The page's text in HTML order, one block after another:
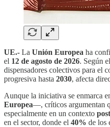
UE.- La Unión Europea ha
el 12 de agosto de 2026. Según
dispensadores colectivos para el
progresiva hasta 2030, afecta
Aunque la iniciativa se enmarca
Europea—, críticos argumentan
especialmente en un contexto
en el sector, donde el 40% de los